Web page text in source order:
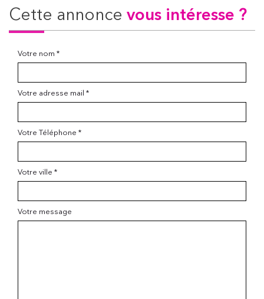
cette annonce vous intéresse ?
Votre nom *
Votre adresse mail *
Votre Téléphone *
Votre ville *
Votre message